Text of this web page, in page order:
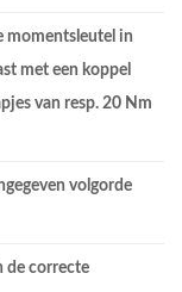
momentsleutel in
met een koppel
van resp. 20 Nm
volgorde
de correcte